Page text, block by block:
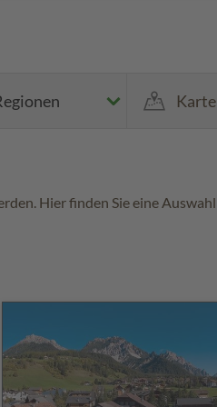
Karte
Hier finden Sie eine Auswahl